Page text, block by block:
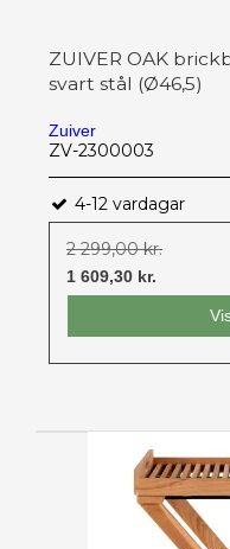
ZUIVER OAK
svart stål (Ø46,5)
Zuiver
ZV-2300003
4-12 vardagar
2 299,00 kr.
1 609,30 kr.